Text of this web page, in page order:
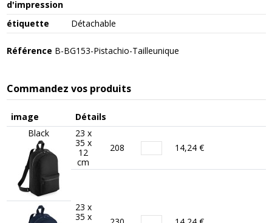
d'impression
étiquette Détachable
Référence B-BG153-Pistachio-Tailleunique
Commandez vos produits
image
Détails
Black
23 x
35 x
12
cm
208 14,24 €
23 x
35 x